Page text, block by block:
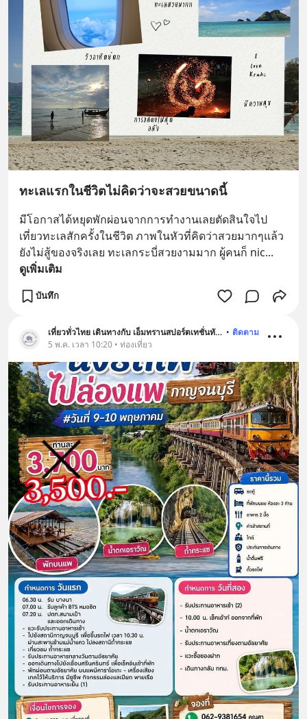
ทะเลแรกในชีวิตไม่คิดว่าจะสวยขนาดนี้
มีโอกาสได้หยุดพักผ่อนจากการทำงานเลยตัดสินใจไป
เที่ยวทะเลสักครั้งในชีวิต ภาพในหัวที่คิดว่าสวยมากๆแล้ว
ยังไม่สู้ของจริงเลย ทะเลกระบี่สวยงามมาก ผู้คนก็ nic...
ดูเพิ่มเติม
บันทึก
เที่ยวทั่วไทย เดินทางกับ เอ็มทรานสปอร์ตเทชั่นทัวร์ • ติดตาม
5 พ.ค. เวลา 10:20 • ท่องเที่ยว